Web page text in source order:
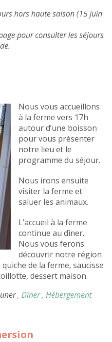
hors haute saison (15 juin
pour consulter les séjours
Nous vous accueillons
à la ferme vers 17h
autour d’une boisson
pour vous présenter
notre lieu et le
programme du séjour.
Nous irons ensuite
visiter la ferme et
saluer les animaux.
L’accueil à la ferme
continue au dîner.
Nous vous ferons
découvrir notre région
de la ferme, saucisse
dessert maison.
, Dîner, Hébergement